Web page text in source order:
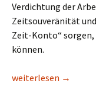
Verdichtung der
Zeitsouveränität
Zeit-Konto“ sorgen,
können.
weiterlesen →